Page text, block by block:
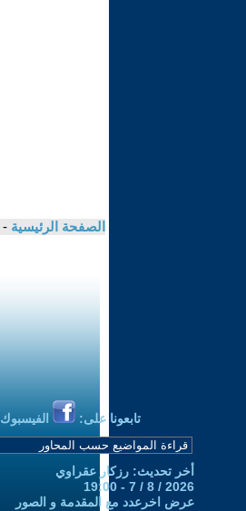
الصفحة الرئيسية -
تابعونا على: الفيسبوك
أخر تحديث: رزكار عقراوي
2026 / 8 / 7 - 19:00
عرض اخرعدد مع المقدمة و الصور